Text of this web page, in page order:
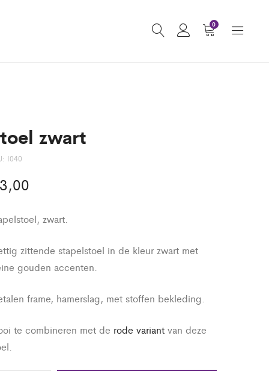
0
zwart
I040
3,00
zwart.
zittende stapelstoel in de kleur zwart met
gouden accenten.
frame, hamerslag, met stoffen bekleding.
te combineren met de rode variant van deze